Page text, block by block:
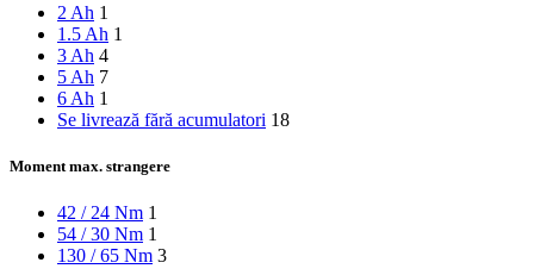
2 Ah 1
1.5 Ah 1
3 Ah 4
5 Ah 7
6 Ah 1
Se livrează fără acumulatori 18
Moment max. strangere
42 / 24 Nm 1
54 / 30 Nm 1
130 / 65 Nm 3